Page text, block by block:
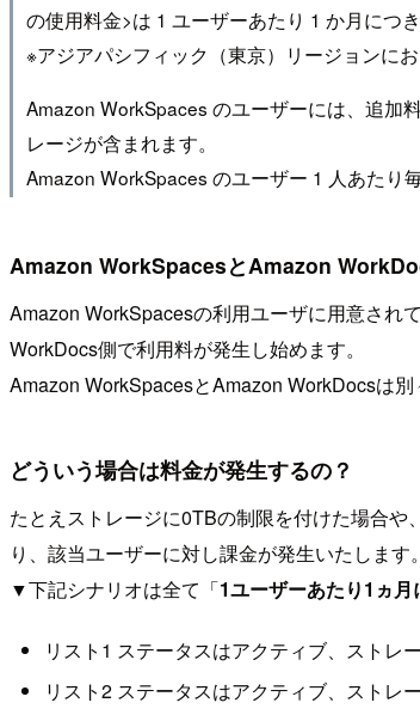
の使用料金>は 1 ユーザーあたり 1 か月につ
※アジアパシフィック（東京）リージョンに
Amazon WorkSpaces のユーザーには、追加
レージが含まれます。
Amazon WorkSpaces のユーザー 1 人あたり
Amazon WorkSpacesとAmazon
Amazon WorkSpacesの利用ユーザに用意され
WorkDocs側で利用料が発生し始めます。
Amazon WorkSpacesとAmazon WorkDocsは
どういう場合は料金が発生するの？
たとえストレージに0TBの制限を付けた場合
り、該当ユーザーに対し課金が発生いたします。
▼下記シナリオは全て「1ユーザーあたり1ヵ
リスト1 ステータスはアクティブ、ストレ
リスト2 ステータスはアクティブ、ストレ